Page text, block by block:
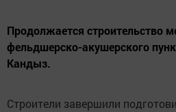
Продолжается строительство
фельдшерско-акушерского
Кандыз.
Строители завершили